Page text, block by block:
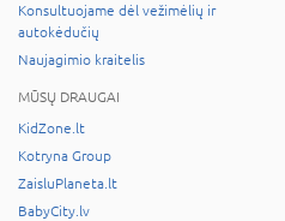
Konsultuojame dėl vežimėlių ir
autokėdučių
Naujagimio kraitelis
MŪSŲ DRAUGAI
KidZone.lt
Kotryna Group
ZaisluPlaneta.lt
BabyCity.lv